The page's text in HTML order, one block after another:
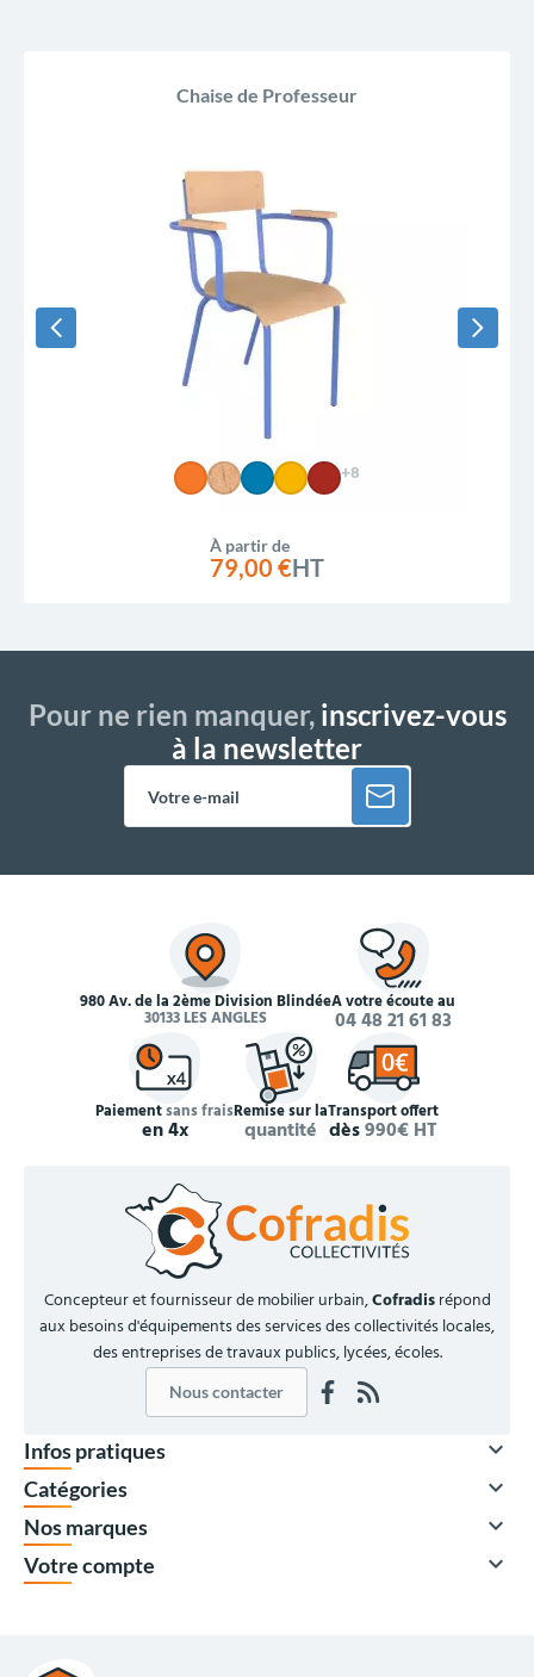
À partir de
94,00 €
112,80 €TTC
Quantité
Chaise de Professeur
+8
À partir de
79,00 €HT
Pour ne rien manquer,inscrivez-vous
à la newsletter
980 Av. de la 2ème Division Blindée
30133 LES ANGLES
À votre écoute au
04 48 21 61 83
Paiementsans frais
en 4x
Remise sur la
quantité
Transport offert
dès990€ HT
Concepteur et fournisseur de mobilier urbain,Cofradisrépond
aux besoins d'équipements des services des collectivités locales,
des entreprises de travaux publics, lycées, écoles.
Nous contacter
Infos pratiques 
Catégories 
Nos marques 
Votre compte 